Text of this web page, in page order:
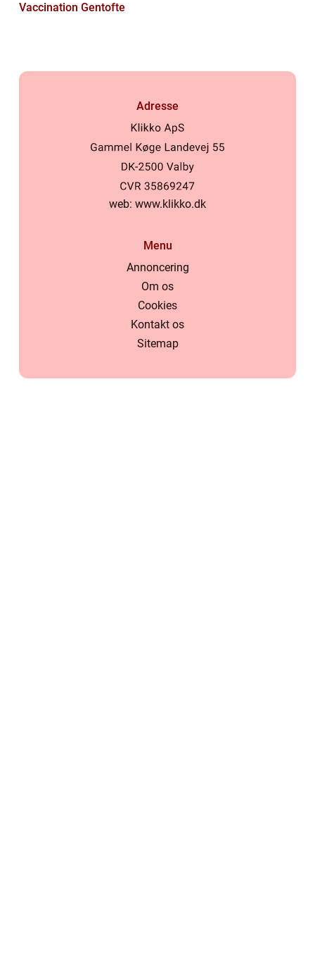
Vaccination Gentofte
Adresse
web: www.klikko.dk
Menu
Annoncering
Om os
Cookies
Kontakt os
Sitemap